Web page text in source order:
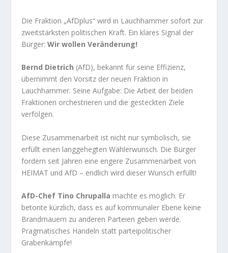
Die Fraktion „AfDplus“ wird in Lauchhammer sofort zur
zweitstärksten politischen Kraft. Ein klares Signal der
Bürger:Wir wollen Veränderung!
Bernd Dietrich (AfD), bekannt für seine Effizienz,
übernimmt den Vorsitz der neuen Fraktion in
Lauchhammer. Seine Aufgabe: Die Arbeit der beiden
Fraktionen orchestrieren und die gesteckten Ziele
verfolgen.
Diese Zusammenarbeit ist nicht nur symbolisch, sie
erfüllt einen langgehegten Wählerwunsch. Die Bürger
fordern seit Jahren eine engere Zusammenarbeit von
HEIMAT und AfD – endlich wird dieser Wunsch erfüllt!
AfD-Chef Tino Chrupalla machte es möglich. Er
betonte kürzlich, dass es auf kommunaler Ebene keine
Brandmauern zu anderen Parteien geben werde.
Pragmatisches Handeln statt parteipolitischer
Grabenkämpfe!